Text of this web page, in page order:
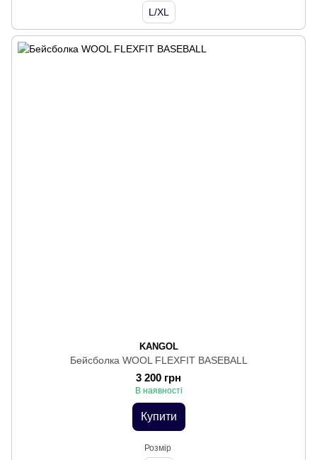
L/XL
KANGOL
Бейсболка WOOL FLEXFIT BASEBALL
3 200 грн
В наявності
Купити
Розмір